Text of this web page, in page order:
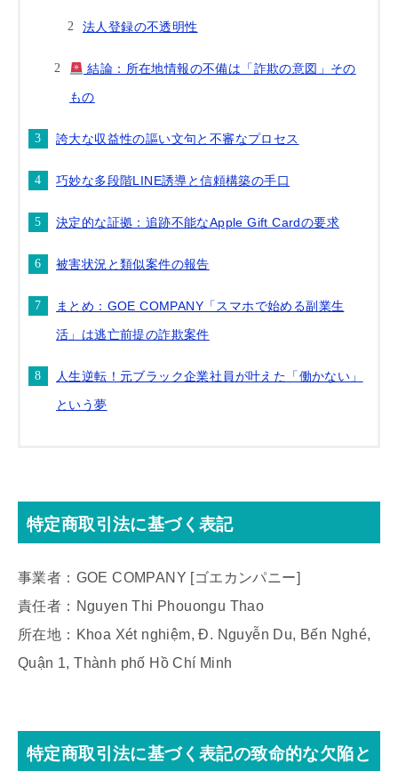
法人登録の不透明性
結論：所在地情報の不備は「詐欺の意図」その
もの
誇大な収益性の謳い文句と不審なプロセス
巧妙な多段階LINE誘導と信頼構築の手口
決定的な証拠：追跡不能なApple Gift Cardの要求
被害状況と類似案件の報告
まとめ：GOE COMPANY「スマホで始める副業生
活」は逃亡前提の詐欺案件
人生逆転！元ブラック企業社員が叶えた「働かない」
という夢
特定商取引法に基づく表記
事業者：GOE COMPANY [ゴエカンパニー]
責任者：Nguyen Thi Phouongu Thao
所在地：Khoa Xét nghiệm, Đ. Nguyễn Du, Bến Nghé,
Quận 1, Thành phố Hồ Chí Minh
特定商取引法に基づく表記の致命的な欠陥と